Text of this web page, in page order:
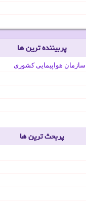
پربیننده ترین ها
هواپیمایی کشوری
پربحث ترین ها